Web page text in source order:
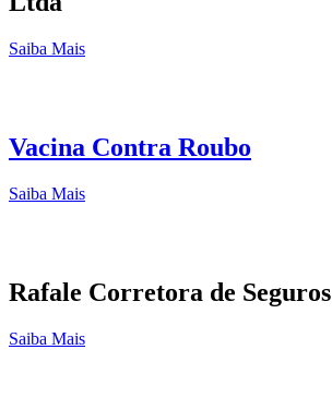
Saiba Mais
Vacina Contra Roubo
Saiba Mais
Rafale Corretora de Seguros
Saiba Mais